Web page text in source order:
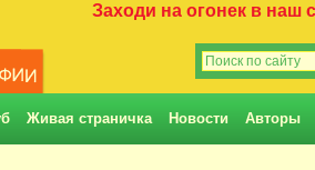
Заходи на огонек в наш
Живая страничка Новости Авторы